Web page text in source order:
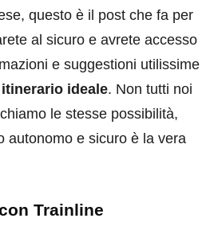
questo è il post che fa per
al sicuro e avrete accesso
e suggestioni utilissime
ideale. Non tutti noi
le stesse possibilità,
autonomo e sicuro è la vera
Trainline